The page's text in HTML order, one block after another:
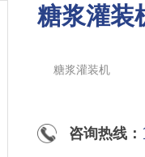
糖浆灌装
糖浆灌装机
咨询热线：